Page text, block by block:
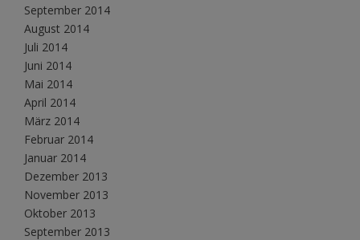
September 2014
August 2014
Juli 2014
Juni 2014
Mai 2014
April 2014
März 2014
Februar 2014
Januar 2014
Dezember 2013
November 2013
Oktober 2013
September 2013